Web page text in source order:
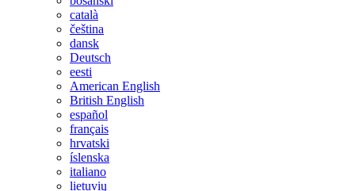
català
čeština
dansk
Deutsch
eesti
American English
British English
español
français
hrvatski
íslenska
italiano
lietuvių